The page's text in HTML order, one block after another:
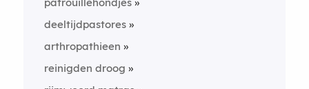
deeltijdpastores
arthropathieen
reinigden droog